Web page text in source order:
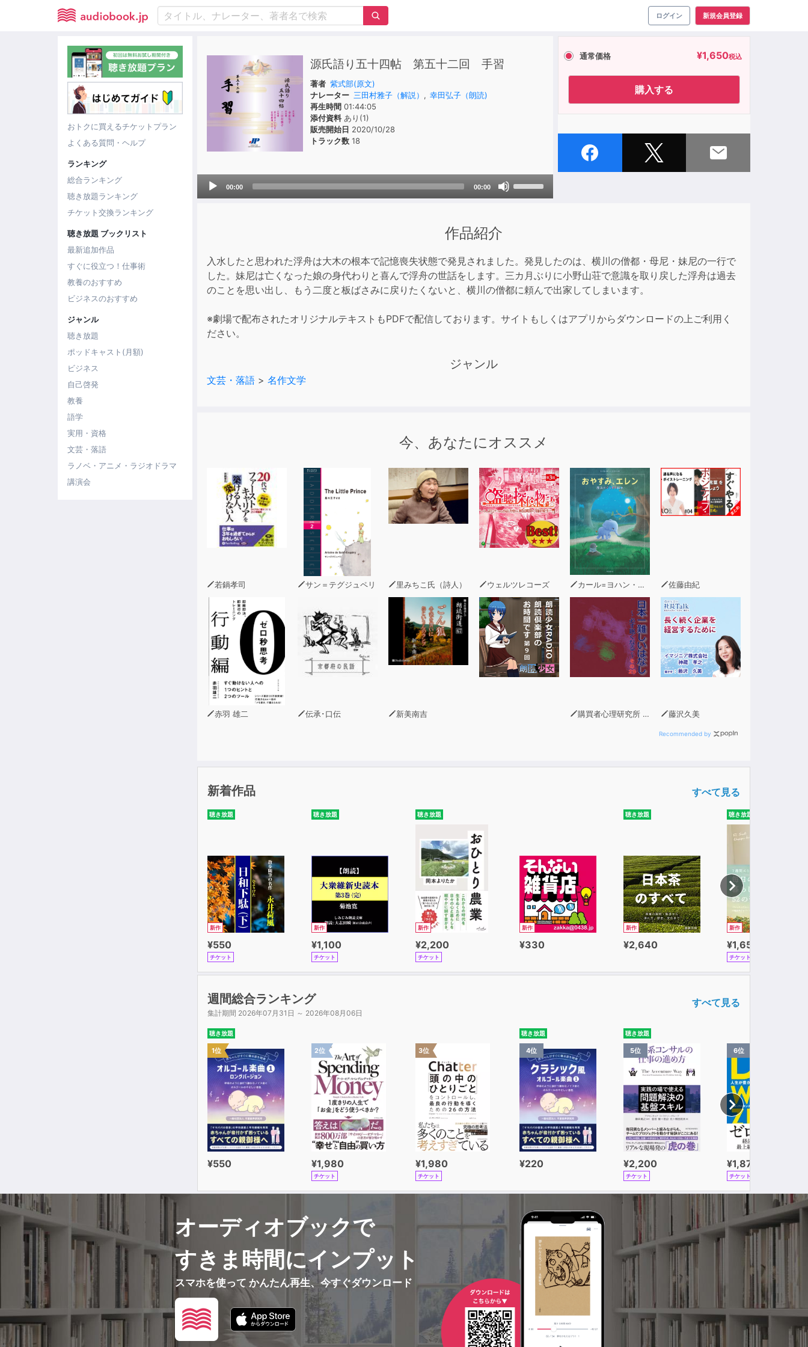
ログイン 新規会員登録
おトクに買えるチケットプラン
よくある質問・ヘルプ
ランキング
総合ランキング
聴き放題ランキング
チケット交換ランキング
聴き放題 ブックリスト
最新追加作品
すぐに役立つ！仕事術
教養のおすすめ
ビジネスのおすすめ
ジャンル
聴き放題
ポッドキャスト(月額)
ビジネス
自己啓発
教養
語学
実用・資格
文芸・落語
ラノベ・アニメ・ラジオドラマ
講演会
源氏語り五十四帖 第五十二回 手習
著者 紫式部(原文)
ナレーター 三田村雅子（解説） , 幸田弘子（朗読)
再生時間 01:44:05
添付資料あり(1)
販売開始日 2020/10/28
トラック数 18
Audio
Player
00:00 00:00
or
decrease
volume.
通常価格 ¥1,650税込
購入する
作品紹介
入水したと思われた浮舟は大木の根本で記憶喪失状態で発見されました。発見したのは、横川の僧都・母尼・妹尼の一行で
した。妹尼は亡くなった娘の身代わりと喜んで浮舟の世話をします。三カ月ぶりに小野山荘で意識を取り戻した浮舟は過去
のことを思い出し、もう二度と板ばさみに戻りたくないと、横川の僧都に頼んで出家してしまいます。
※劇場で配布されたオリジナルテキストもPDFで配信しております。サイトもしくはアプリからダウンロードの上ご利用く
ださい。
ジャンル
文芸・落語 > 名作文学
今、あなたにオススメ
若鍋孝司 サン＝テグジュペリ 里みちこ氏（詩人） ウェルツレコーズ カール=ヨハン・エリーン（著） 佐藤由紀
赤羽 雄二 伝承･口伝 新美南吉 購買者心理研究所 株式会社モデンナ 顧問 青木幹和 藤沢久美
Recommended by
新着作品 すべて見る
聴き放題
新作
¥550
チケット
聴き放題
新作
¥1,100
チケット
聴き放題
新作
¥2,200
チケット
新作
¥330
聴き放題
新作
¥2,640
聴き放題
新作
¥1,650
チケット
週間総合ランキング
集計期間 2026年07月31日 ～ 2026年08月06日
すべて見る
聴き放題
1位
¥550
2位
¥1,980
チケット
3位
¥1,980
チケット
聴き放題
4位
¥220
聴き放題
5位
¥2,200
チケット
6位
¥1,870
チケット
オーディオブックで
すきま時間にインプット
スマホを使って かんたん再生、今すぐダウンロード